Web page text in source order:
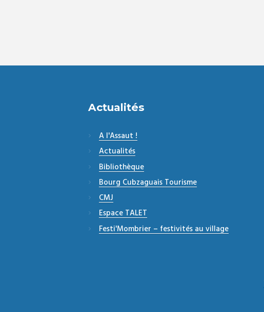
Actualités
A l'Assaut !
Actualités
Bibliothèque
Bourg Cubzaguais Tourisme
CMJ
Espace TALET
Festi'Mombrier – festivités au village